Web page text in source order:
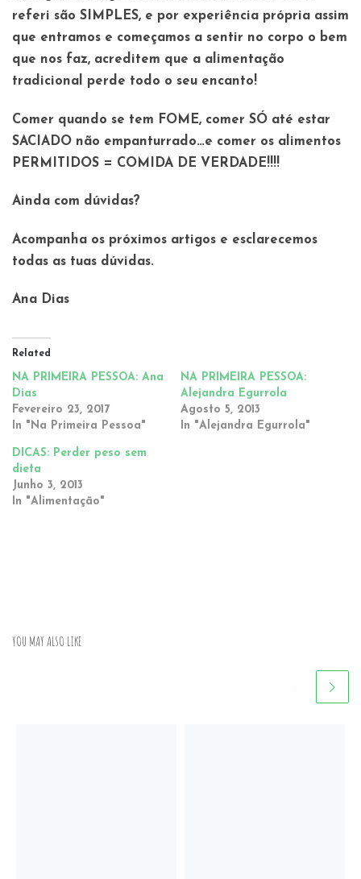
referi são SIMPLES, e por experiência própria assim
que entramos e começamos a sentir no corpo o bem
que nos faz, acreditem que a alimentação
tradicional perde todo o seu encanto!
Comer quando se tem FOME, comer SÓ até estar
SACIADO não empanturrado…e comer os alimentos
PERMITIDOS = COMIDA DE VERDADE!!!!
Ainda com dúvidas?
Acompanha os próximos artigos e esclarecemos
todas as tuas dúvidas.
Ana Dias
Related
NA PRIMEIRA PESSOA: Ana
Dias
Fevereiro 23, 2017
In "Na Primeira Pessoa"
NA PRIMEIRA PESSOA:
Alejandra Egurrola
Agosto 5, 2013
In "Alejandra Egurrola"
DICAS: Perder peso sem
dieta
Junho 3, 2013
In "Alimentação"
YOU MAY ALSO LIKE